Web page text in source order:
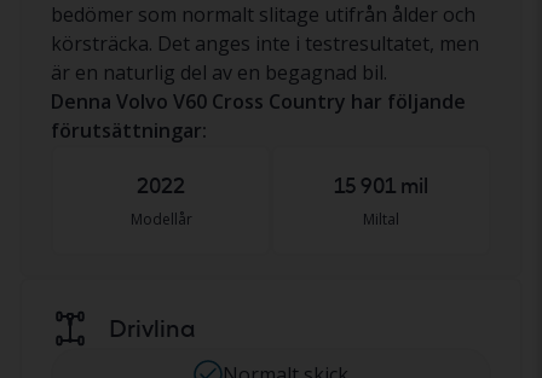
bedömer som normalt slitage utifrån ålder och
körsträcka. Det anges inte i testresultatet, men
är en naturlig del av en begagnad bil.
Denna Volvo V60 Cross Country har följande
förutsättningar:
2022
Modellår
15 901 mil
Miltal
Drivlina